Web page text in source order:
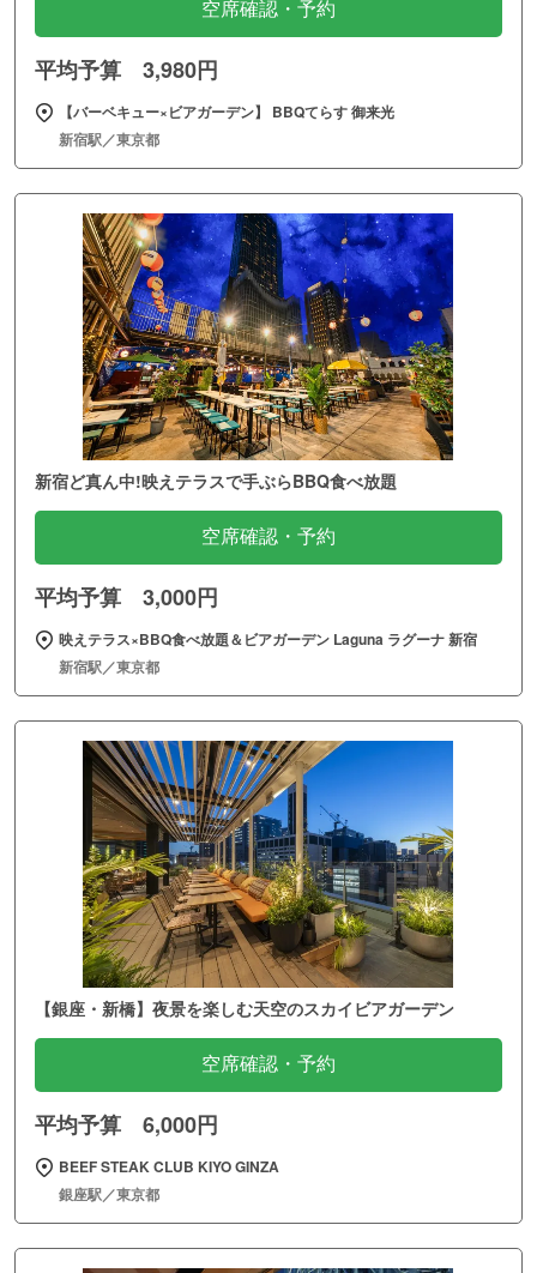
空席確認・予約
平均予算 3,980円
【バーベキュー×ビアガーデン】 BBQてらす 御来光
新宿駅／東京都
新宿ど真ん中!映えテラスで手ぶらBBQ食べ放題
空席確認・予約
平均予算 3,000円
映えテラス×BBQ食べ放題＆ビアガーデン Laguna ラグーナ 新宿
新宿駅／東京都
【銀座・新橋】夜景を楽しむ天空のスカイビアガーデン
空席確認・予約
平均予算 6,000円
BEEF STEAK CLUB KIYO GINZA
銀座駅／東京都